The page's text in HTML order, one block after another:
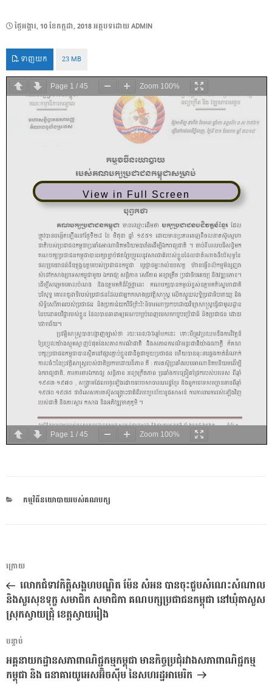
POSTED
ថ្ងៃ​អង្គារ, 10 ខែ​កក្កដា, 2018អត្ថបទដោយADMIN
ទាញយក 23 MB
View in Full Screen
Page 1 / 45 Zoom 100%
Page 1 / 45 Zoom 100%
CATEGORIES
កម្មវិធីនយោបាយរបស់គណបក្ស
ការ​
នាំទិស​
ប្រកាស
អត្ថបទ
មុន
ក្រោយ
លោកជំទាវកិត្តិសង្គហបណ្ឌិត ម៉ែន សំអន បានចុះជួបសំណេះសំណាល
និងសួរសុខទុក្ខ សមាជិក សមាជិកា គណបក្សប្រជាជនកម្ពុជា នៅឃុំតាសួស
ស្រុកស្វាយជ្រុំ ខេត្តស្វាយរៀង
អត្ថបទ
បន្ទាប់
បន្ទាប់
អគ្គនាយកដ្ឋានសភាពាណិជ្ជកម្មកម្ពុជា មានកិច្ចប្រជុំរវាងសភាពាណិជ្ជកម្ម
កម្ពុជា និង ធនាគារយូអេសអ៊ិចស៊ីម នៃសហរដ្ឋអាមេរិក